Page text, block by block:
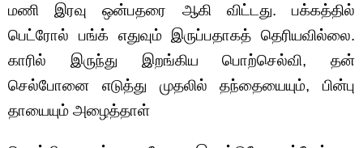
மணி இரவு ஒன்பதரை ஆகி விட்டது. பக்கத்தில்
பெட்ரோல் பங்க் எதுவும் இருப்பதாகத் தெரியவில்லை.
காரில் இருந்து இறங்கிய பொற்செல்வி, தன்
செல்போனை எடுத்து முதலில் தந்தையையும், பின்பு
தாயையும் அழைத்தாள்